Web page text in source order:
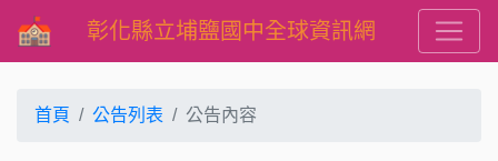
彰化縣立埔鹽國中全球資訊網
首頁 公告列表 公告內容